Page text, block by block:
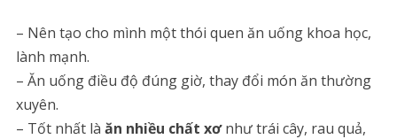
– Nên tạo cho mình một thói quen ăn uống khoa học,
lành mạnh.
– Ăn uống điều độ đúng giờ, thay đổi món ăn thường
xuyên.
– Tốt nhất là ăn nhiều chất xơnhư trái cây, rau quả,